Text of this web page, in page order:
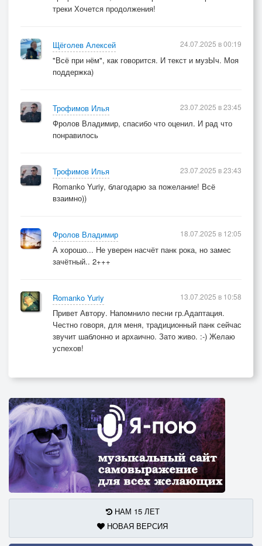
треки Хочется продолжения!
Щёголев Алексей
"Всё при нём", как говорится. И текст и музЫч. Моя
поддержка)
24.07.2025 в 00:19
Трофимов Илья
Фролов Владимир, спасибо что оценил. И рад что
понравилось
23.07.2025 в 23:45
Трофимов Илья
Romanko Yuriy, благодарю за пожелание! Всё
взаимно))
23.07.2025 в 23:43
Фролов Владимир
А хорошо... Не уверен насчёт панк рока, но замес
зачётный.. 2+++
18.07.2025 в 12:05
Romanko Yuriy
Привет Автору. Напомнило песни гр.Адаптация.
Честно говоря, для меня, традиционный панк сейчас
звучит шаблонно и архаично. Зато живо. :-) Желаю
успехов!
13.07.2025 в 10:58
НАМ 15 ЛЕТ
НОВАЯ ВЕРСИЯ